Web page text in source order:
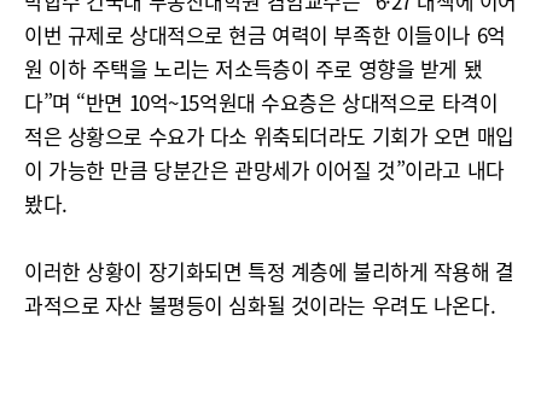
이번 규제로 상대적으로 현금 여력이 부족한 이들이나 6억
원 이하 주택을 노리는 저소득층이 주로 영향을 받게 됐
다”며 “반면 10억~15억원대 수요층은 상대적으로 타격이
적은 상황으로 수요가 다소 위축되더라도 기회가 오면 매입
이 가능한 만큼 당분간은 관망세가 이어질 것”이라고 내다
봤다.
이러한 상황이 장기화되면 특정 계층에 불리하게 작용해 결
과적으로 자산 불평등이 심화될 것이라는 우려도 나온다.